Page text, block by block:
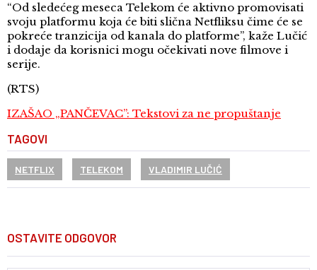
“Od sledećeg meseca Telekom će aktivno promovisati
svoju platformu koja će biti slična Netfliksu čime će se
pokreće tranzicija od kanala do platforme”, kaže Lučić
i dodaje da korisnici mogu očekivati nove filmove i
serije.
(RTS)
IZAŠAO „PANČEVAC”: Tekstovi za ne propuštanje
TAGOVI
NETFLIX TELEKOM VLADIMIR LUČIĆ
OSTAVITE ODGOVOR